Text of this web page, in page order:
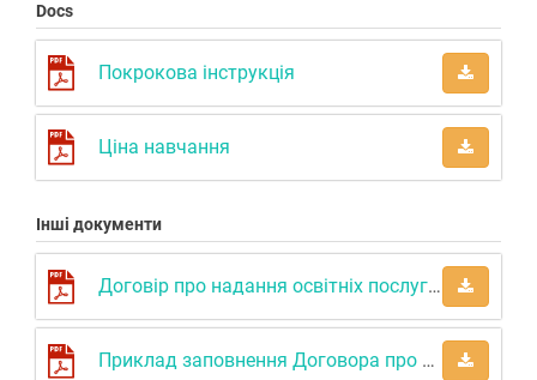
Docs
Покрокова інструкція
Ціна навчання
Інші документи
Договір про надання освітніх послуг вища освіта
Приклад заповнення Договора про надання освітніх послуг 1 та 2 сторінка